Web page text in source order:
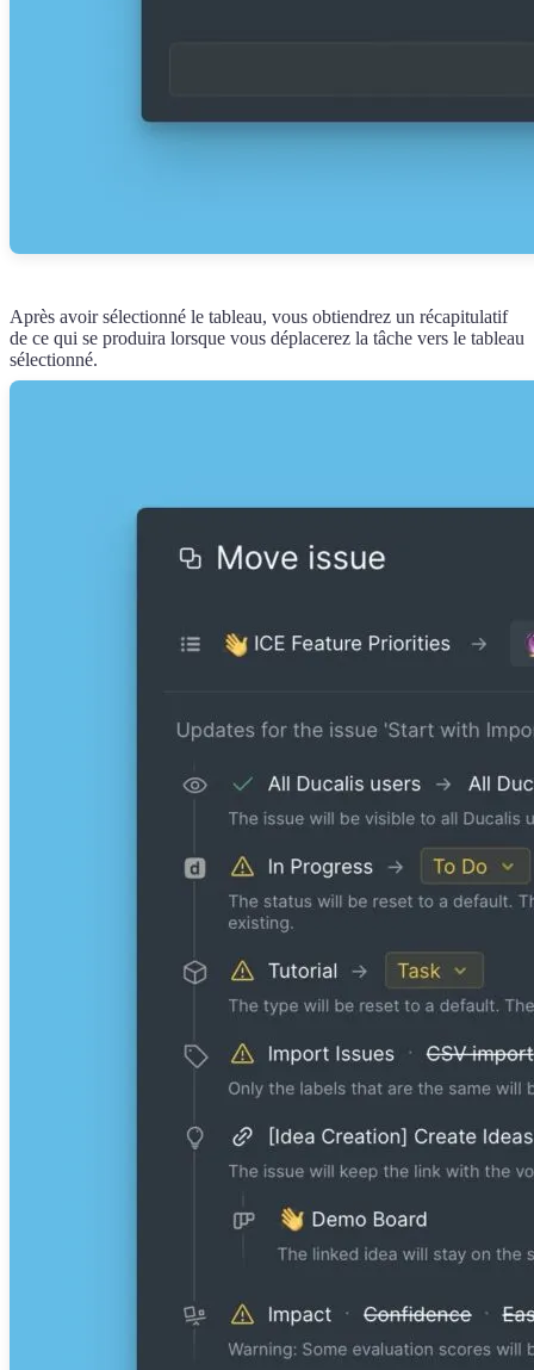
Après avoir sélectionné le tableau, vous obtiendrez un récapitulatif
de ce qui se produira lorsque vous déplacerez la tâche vers le tableau
sélectionné.